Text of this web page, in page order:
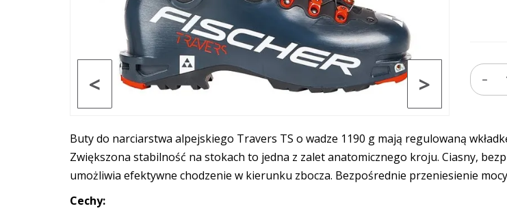
>
<
Buty do narciarstwa alpejskiego Travers TS o wadze 1190 g mają regulowaną
Zwiększona stabilność na stokach to jedna z zalet anatomicznego kroju. Ciasny,
umożliwia efektywne chodzenie w kierunku zbocza. Bezpośrednie przeniesienie
Cechy: